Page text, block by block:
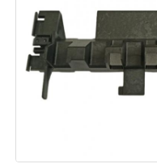
Переработчик монет